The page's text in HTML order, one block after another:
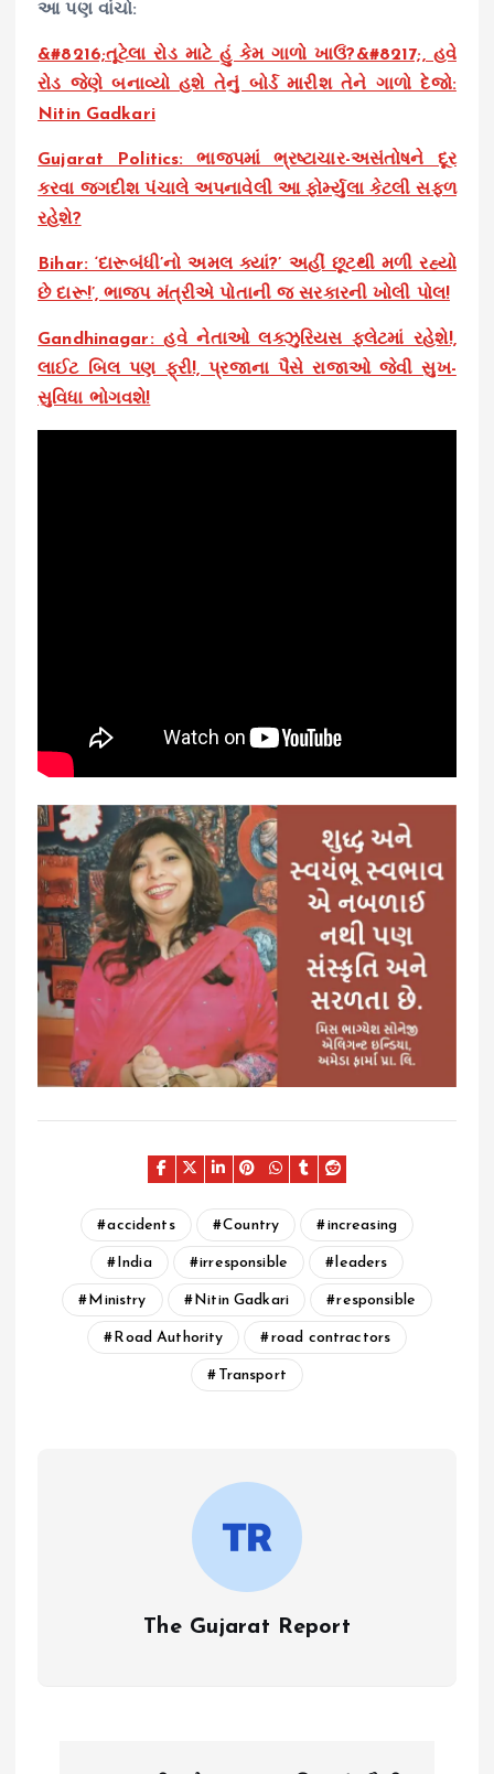
આ પણ વાંચો:
&#8216;તૂટેલા રોડ માટે હું કેમ ગાળો ખાઉં?&#8217;, હવે
રોડ જેણે બનાવ્યો હશે તેનું બોર્ડ મારીશ તેને ગાળો દેજો:
Nitin Gadkari
Gujarat Politics: ભાજપમાં ભ્રષ્ટાચાર-અસંતોષને દૂર
કરવા જગદીશ પંચાલે અપનાવેલી આ ફોર્મ્યુલા કેટલી સફળ
રહેશે?
Bihar: ‘દારૂબંધી’નો અમલ ક્યાં?’ અહીં છૂટથી મળી રહ્યો
છે દારૂ!’, ભાજપ મંત્રીએ પોતાની જ સરકારની ખોલી પોલ!
Gandhinagar: હવે નેતાઓ લક્ઝુરિયસ ફલેટમાં રહેશે!,
લાઈટ બિલ પણ ફ્રી!, પ્રજાના પૈસે રાજાઓ જેવી સુખ-
સુવિધા ભોગવશે!
accidents Country increasing
India irresponsible leaders
Ministry Nitin Gadkari responsible
Road Authority road contractors
Transport
The Gujarat Report